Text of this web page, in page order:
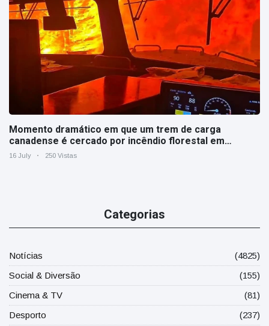
Momento dramático em que um trem de carga
canadense é cercado por incêndio florestal em
Ontário
16 July 250 Vistas
Categorias
Notícias
(4825)
Social & Diversão
(155)
Cinema & TV
(81)
Desporto
(237)